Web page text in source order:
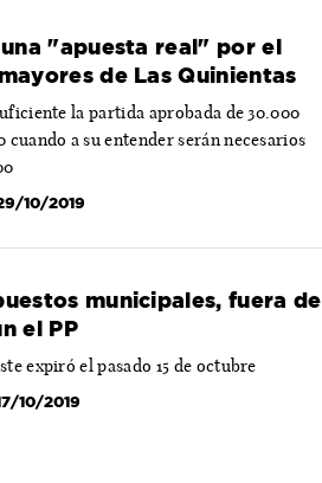
una "apuesta real" por el
de Las Quinientas
la partida aprobada de 30.000
cuando a su entender serán necesarios
10/2019
municipales, fuera de
el PP
expiró el pasado 15 de octubre
10/2019